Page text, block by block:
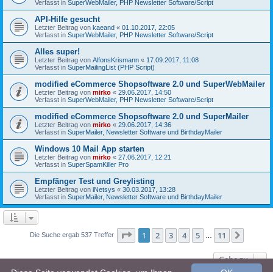
Verfasst in SuperWebMailer, PHP Newsletter Software/Script
API-Hilfe gesucht
Letzter Beitrag von kaeand « 01.10.2017, 22:05
Verfasst in SuperWebMailer, PHP Newsletter Software/Script
Alles super!
Letzter Beitrag von AlfonsKrismann « 17.09.2017, 11:08
Verfasst in SuperMailingList (PHP Script)
modified eCommerce Shopsoftware 2.0 und SuperWebMailer
Letzter Beitrag von mirko « 29.06.2017, 14:50
Verfasst in SuperWebMailer, PHP Newsletter Software/Script
modified eCommerce Shopsoftware 2.0 und SuperMailer
Letzter Beitrag von mirko « 29.06.2017, 14:36
Verfasst in SuperMailer, Newsletter Software und BirthdayMailer
Windows 10 Mail App starten
Letzter Beitrag von mirko « 27.06.2017, 12:21
Verfasst in SuperSpamKiller Pro
Empfänger Test und Greylisting
Letzter Beitrag von iNetsys « 30.03.2017, 13:28
Verfasst in SuperMailer, Newsletter Software und BirthdayMailer
Die Suche ergab 537 Treffer Seite 1von 11
1 2 3 4 5 11
Gehe zu